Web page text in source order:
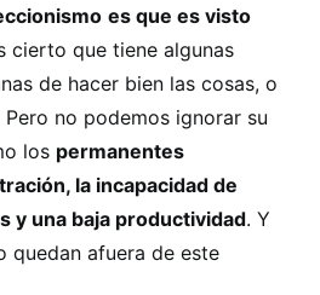
es que es visto
cierto que tiene algunas
de hacer bien las cosas, o
no podemos ignorar su
los permanentes
la incapacidad de
y una baja productividad. Y
quedan afuera de este